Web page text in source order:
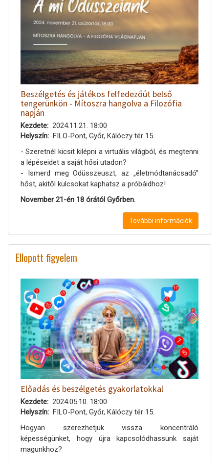
Beszélgetés és játékos felfedezőút belső
tengerünkön - Mítoszra hangolva a Filozófia
napján
Kezdete
2024.11.21. 18:00
Helyszín
FILO-Pont, Győr, Kálóczy tér 15.
- Szeretnél kicsit kilépni a virtuális világból, és megtenni
a lépéseidet a saját hősi utadon?
- Ismerd meg Odüsszeuszt, az „életmódtanácsadó”
hőst, akitől kulcsokat kaphatsz a próbáidhoz!
November 21-én 18 órától Győrben.
További információk
Ellopott figyelem
Előadás és beszélgetés gyakorlatokkal
Kezdete
2024.05.10. 18:00
Helyszín
FILO-Pont, Győr, Kálóczy tér 15.
Hogyan szerezhetjük vissza koncentráló
képességünket, hogy újra kapcsolódhassunk saját
magunkhoz?